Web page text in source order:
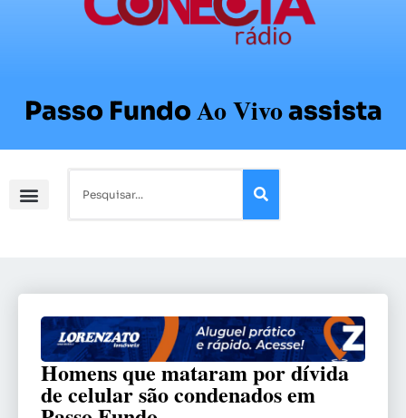
Passo FundoAo Vivoassista
Homens que mataram por dívida
de celular são condenados em